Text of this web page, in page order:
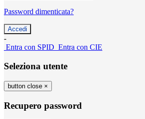
Password dimenticata?
-
Entra con SPID Entra con CIE
Seleziona utente
button close ×
Recupero password